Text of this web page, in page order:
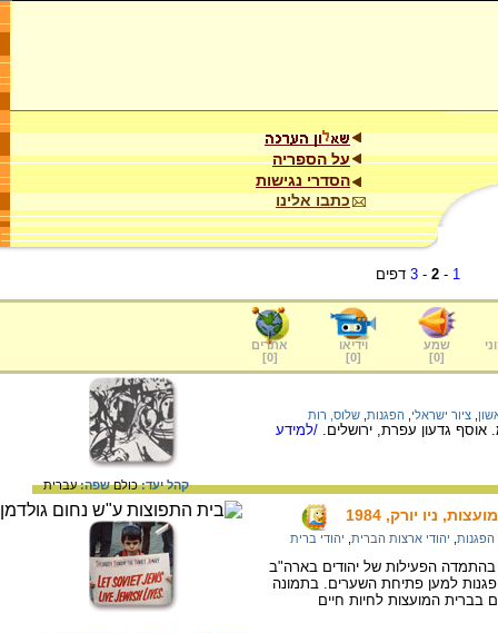
על הספריה
הסדרי נגישות
כתבו אלינו
1
-
2
-
3 דפים
שמע
[
0
]
וידיאו
[
0
]
אתרים
[
0
]
ציור ישראלי הפגנות שלוס, רות
/למידע
קהל יעד:כולםשפה:עברית
ניו יורק, 1984
הפגנות יהודי ארצות הברית יהודי ברית
השנייה של שנות ה- 70 גדלה בהתמדה הפעילות של יהודים בארה"ב
למען פתיחת השערים. בתמונה
בברית המועצות לחיות חיים